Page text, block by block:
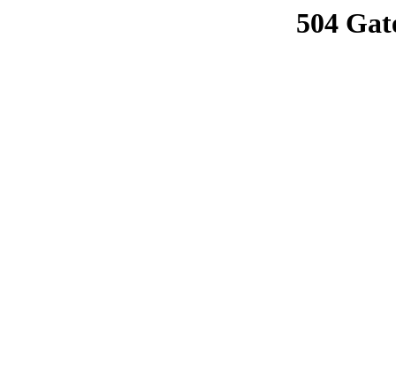
504